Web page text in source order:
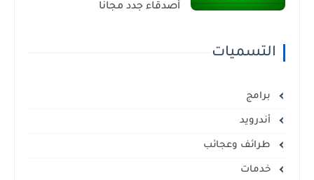
أصدقاء جدد مجانا
التسميات
برامج
أندرويد
طرائف وعجائب
خدمات